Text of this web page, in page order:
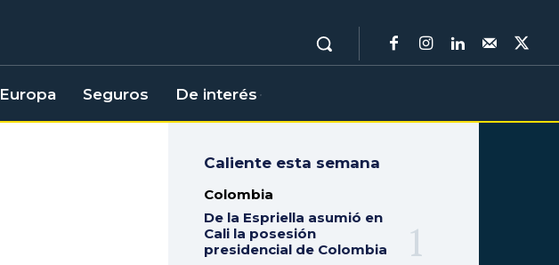
Europa Seguros De interés
Caliente esta semana
Colombia
De la Espriella asumió en
Cali la posesión
presidencial de Colombia